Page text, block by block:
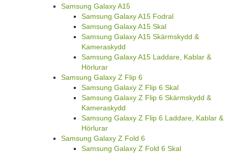
Samsung Galaxy A15
Samsung Galaxy A15 Fodral
Samsung Galaxy A15 Skal
Samsung Galaxy A15 Skärmskydd &
Kameraskydd
Samsung Galaxy A15 Laddare, Kablar &
Hörlurar
Samsung Galaxy Z Flip 6
Samsung Galaxy Z Flip 6 Skal
Samsung Galaxy Z Flip 6 Skärmskydd &
Kameraskydd
Samsung Galaxy Z Flip 6 Laddare, Kablar &
Hörlurar
Samsung Galaxy Z Fold 6
Samsung Galaxy Z Fold 6 Skal